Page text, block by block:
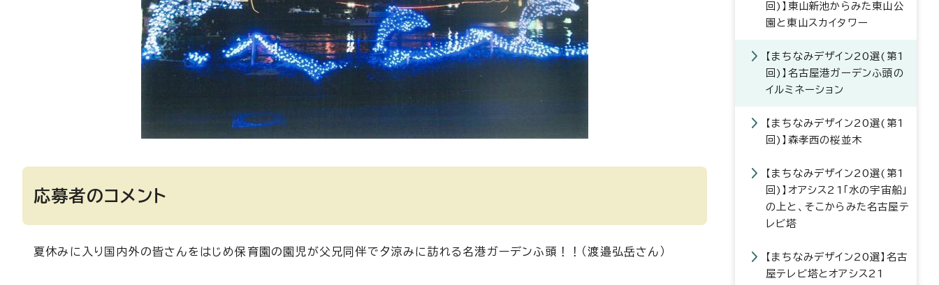
応募者のコメント
夏休みに入り国内外の皆さんをはじめ保育園の園児が父兄同伴で夕涼みに訪れる名港ガーデンふ頭！！（渡邉弘岳さん）
回)】東山新池からみた東山公
園と東山スカイタワー
【まちなみデザイン20選(第1
回)】名古屋港ガーデンふ頭の
イルミネーション
【まちなみデザイン20選(第1
回)】森孝西の桜並木
【まちなみデザイン20選(第1
回)】オアシス21「水の宇宙船」
の上と、そこからみた名古屋テ
レビ塔
【まちなみデザイン20選】名古
屋テレビ塔とオアシス21